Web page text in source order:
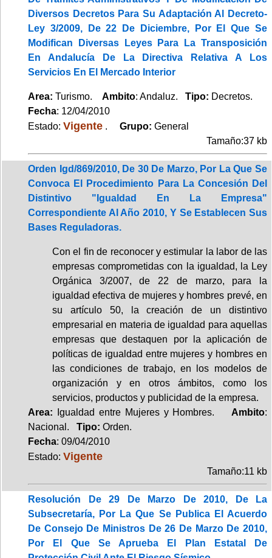
Diversos Decretos Para Su Adaptación Al Decreto-
Ley 3/2009, De 22 De Diciembre, Por El Que Se
Modifican Diversas Leyes Para La Transposición
En Andalucía De La Directiva Relativa A Los
Servicios En El Mercado Interior
Area: Turismo. Ambito: Andaluz. Tipo: Decretos.
Fecha: 12/04/2010
Estado: Vigente . Grupo: General
Tamaño:37 kb
Orden Igd/869/2010, De 30 De Marzo, Por La Que Se
Convoca El Procedimiento Para La Concesión Del
Distintivo "Igualdad En La Empresa"
Correspondiente Al Año 2010, Y Se Establecen Sus
Bases Reguladoras.
Con el fin de reconocer y estimular la labor de las
empresas comprometidas con la igualdad, la Ley
Orgánica 3/2007, de 22 de marzo, para la
igualdad efectiva de mujeres y hombres prevé, en
su artículo 50, la creación de un distintivo
empresarial en materia de igualdad para aquellas
empresas que destaquen por la aplicación de
políticas de igualdad entre mujeres y hombres en
las condiciones de trabajo, en los modelos de
organización y en otros ámbitos, como los
servicios, productos y publicidad de la empresa.
Area: Igualdad entre Mujeres y Hombres. Ambito:
Nacional. Tipo: Orden.
Fecha: 09/04/2010
Estado: Vigente
Tamaño:11 kb
Resolución De 29 De Marzo De 2010, De La
Subsecretaría, Por La Que Se Publica El Acuerdo
De Consejo De Ministros De 26 De Marzo De 2010,
Por El Que Se Aprueba El Plan Estatal De